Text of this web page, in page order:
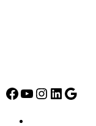
Facebook
YouTube
Instagram
LinkedIn